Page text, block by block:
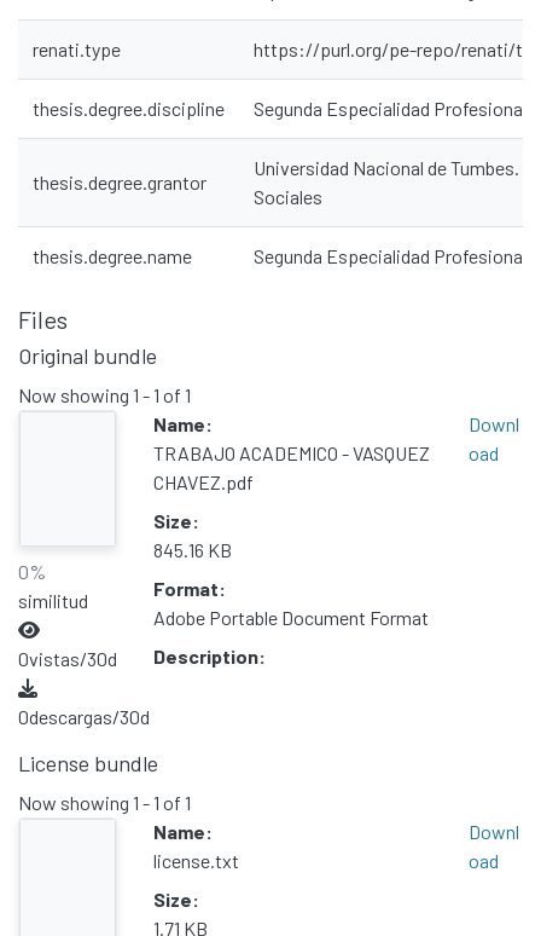
Communities & Collections
Statistics
renati.type https://purl.org/pe-repo/renati/
thesis.degree.discipline Segunda Especialidad Profesional
thesis.degree.grantor
Universidad Nacional de Tumbes.
Sociales
thesis.degree.name Segunda Especialidad Profesional
Files
Original bundle
Now showing 1 - 1 of 1
0%
similitud
0vistas/30d
0descargas/30d
Name:
TRABAJO ACADEMICO - VASQUEZ
CHAVEZ.pdf
Size:
845.16 KB
Format:
Adobe Portable Document Format
Description:
Downl
oad
License bundle
Now showing 1 - 1 of 1
Name:
license.txt
Size:
1.71 KB
Downl
oad